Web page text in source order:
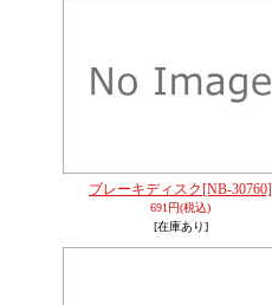
ブレーキディスク [NB-30760]
691円(税込)
[在庫あり]